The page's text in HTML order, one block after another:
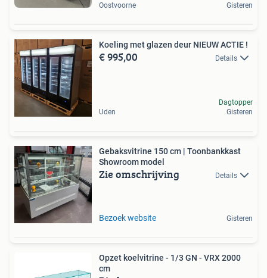
Oostvoorne Gisteren
Koeling met glazen deur NIEUW ACTIE !
€ 995,00 Details
Uden
Dagtopper
Gisteren
Gebaksvitrine 150 cm | Toonbankkast
Showroom model
Zie omschrijving Details
Bezoek website Gisteren
Opzet koelvitrine - 1/3 GN - VRX 2000
cm